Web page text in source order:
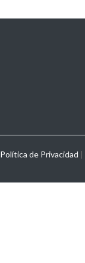
Política de Privacidad |